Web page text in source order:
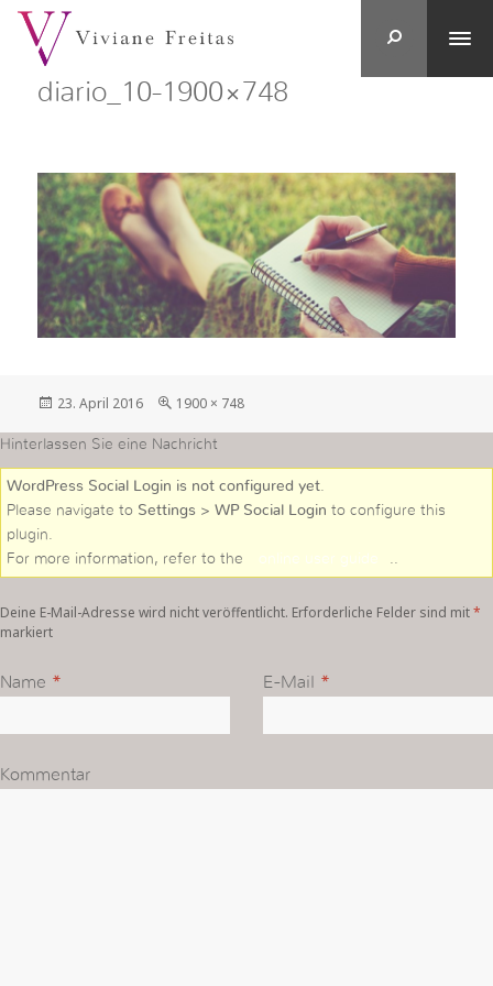
diario_10-1900×748
Veröffentlicht
23. April 2016
in
Größe
1900 × 748
Hinterlassen Sie eine Nachricht
WordPress Social Login is not configured yet.
Please navigate to Settings > WP Social Login to configure this
plugin.
For more information, refer to the
online user guide ..
Deine E-Mail-Adresse wird nicht veröffentlicht. Erforderliche Felder sind mit*
markiert
Name * E-Mail *
Kommentar